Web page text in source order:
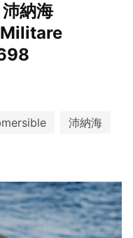
納海
沛納海